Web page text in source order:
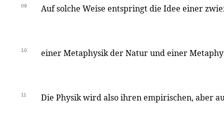
09 Auf solche Weise entspringt die Idee einer
10 einer Metaphysik der Natur und einer
11 Die Physik wird also ihren empirischen, aber